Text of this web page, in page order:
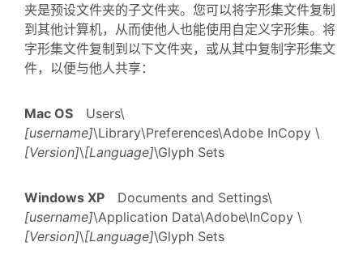
夹是预设文件夹的子文件夹。您可以将字形集文件复制
到其他计算机，从而使他人也能使用自定义字形集。将
字形集文件复制到以下文件夹，或从其中复制字形集文
件，以便与他人共享：
Mac OS
Users\
[username]\Library\Preferences\Adobe InCopy \
[Version]\[Language]\Glyph Sets
Windows XP
Documents and Settings\
[username]\Application Data\Adobe\InCopy \
[Version]\[Language]\Glyph Sets